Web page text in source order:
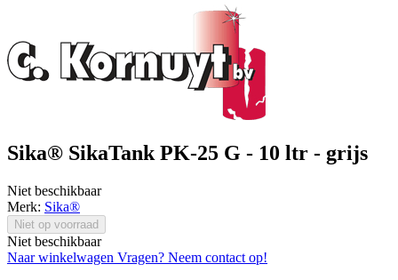
Sika® SikaTank PK-25 G - 10 ltr - grijs
Niet beschikbaar
Merk: Sika®
Niet op voorraad
Niet beschikbaar
Naar winkelwagen Vragen? Neem contact op!